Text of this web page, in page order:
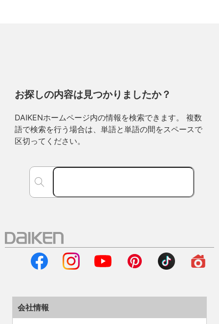
お探しの内容は見つかりましたか？
DAIKENホームページ内の情報を検索できます。 複数
語で検索を行う場合は、単語と単語の間をスペースで
区切ってください。
会社情報